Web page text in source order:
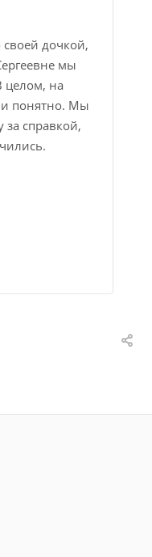
дочкой,
мы
целом, на
и понятно. Мы
за справкой​,